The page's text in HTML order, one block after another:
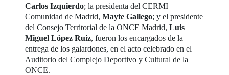
Carlos Izquierdo; la presidenta del CERMI
Comunidad de Madrid,Mayte Gallego; y el presidente
del Consejo Territorial de la ONCE Madrid,Luis
Miguel López Ruiz, fueron los encargados de la
entrega de los galardones, en el acto celebrado en el
Auditorio del Complejo Deportivo y Cultural de la
ONCE.